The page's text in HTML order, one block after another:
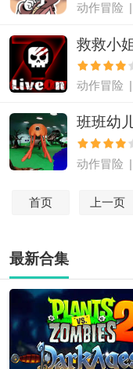
动作冒险 |
救救小
动作冒险
班班幼
动作冒险 |
首页 上一页
最新合集